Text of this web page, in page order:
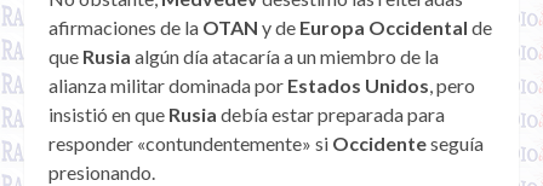
afirmaciones de la OTAN y de Europa Occidental de
que Rusia algún día atacaría a un miembro de la
alianza militar dominada por Estados Unidos, pero
insistió en que Rusia debía estar preparada para
responder «contundentemente» si Occidenteseguía
presionando.